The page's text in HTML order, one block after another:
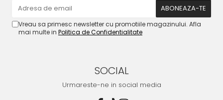
Vreau sa primesc newsletter cu promotiile magazinului. Afla
mai multe in Politica de Confidentialitate
SOCIAL
Urmareste-ne in social media